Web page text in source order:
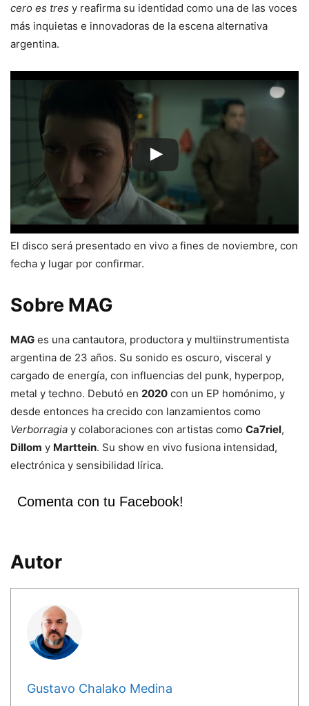
cero es tres y reafirma su identidad como una de las voces
más inquietas e innovadoras de la escena alternativa
argentina.
El disco será presentado en vivo a fines de noviembre, con
fecha y lugar por confirmar.
Sobre MAG
MAG es una cantautora, productora y multiinstrumentista
argentina de 23 años. Su sonido es oscuro, visceral y
cargado de energía, con influencias del punk, hyperpop,
metal y techno. Debutó en 2020 con un EP homónimo, y
desde entonces ha crecido con lanzamientos como
Verborragia y colaboraciones con artistas como Ca7riel,
Dillom y Marttein. Su show en vivo fusiona intensidad,
electrónica y sensibilidad lírica.
Comenta con tu Facebook!
Autor
Gustavo Chalako Medina